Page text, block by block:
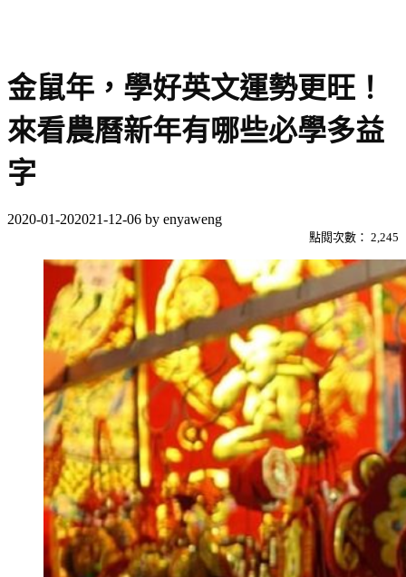
金鼠年，學好英文運勢更旺！
來看農曆新年有哪些必學多益
字
2020-01-202021-12-06 by enyaweng
點閱次數： 2,245